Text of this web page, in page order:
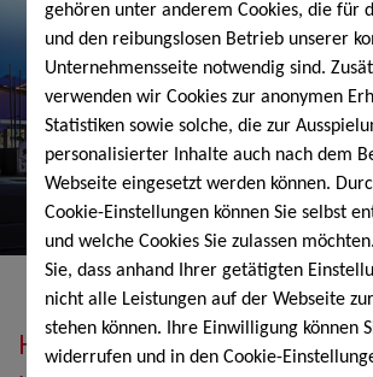
gehören unter anderem Cookies, die für
und den reibungslosen Betrieb unserer
Unternehmensseite notwendig sind.
verwenden wir Cookies zur anonymen
Statistiken sowie solche, die zur
personalisierter Inhalte auch nach dem
Webseite eingesetzt werden können.
Cookie-Einstellungen können Sie selbst
und welche Cookies Sie zulassen
Sie, dass anhand Ihrer getätigten
nicht alle Leistungen auf der Webseite
stehen können. Ihre Einwilligung können
widerrufen und in den Cookie-
Heizöl, Diesel,